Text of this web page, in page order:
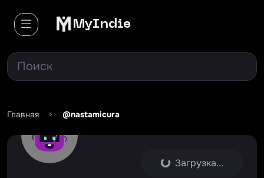
MyIndie
Главная > @nastamicura
Загрузка...